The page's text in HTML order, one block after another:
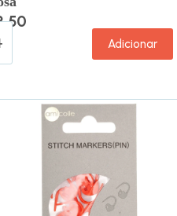
Adicionar